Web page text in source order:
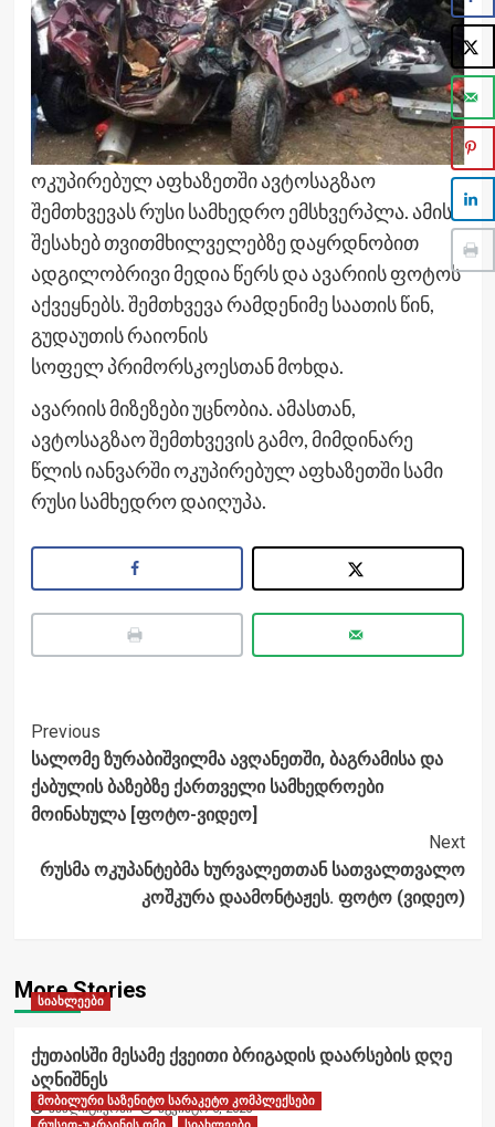
ოკუპირებულ აფხაზეთში ავტოსაგზაო
შემთხვევას რუსი სამხედრო ემსხვერპლა. ამის
შესახებ თვითმხილველებზე დაყრდნობით
ადგილობრივი მედია წერს და ავარიის ფოტოს
აქვეყნებს. შემთხვევა რამდენიმე საათის წინ,
გუდაუთის რაიონის
სოფელ პრიმორსკოესთან მოხდა.
ავარიის მიზეზები უცნობია. ამასთან,
ავტოსაგზაო შემთხვევის გამო, მიმდინარე
წლის იანვარში ოკუპირებულ აფხაზეთში სამი
რუსი სამხედრო დაიღუპა.
Post
Navigation
Previous
სალომე ზურაბიშვილმა ავღანეთში, ბაგრამისა და
ქაბულის ბაზებზე ქართველი სამხედროები
მოინახულა [ფოტო-ვიდეო]
Next
რუსმა ოკუპანტებმა ხურვალეთთან სათვალთვალო
კოშკურა დაამონტაჟეს. ფოტო (ვიდეო)
More Stories
სიახლეები
ქუთაისში მესამე ქვეითი ბრიგადის დაარსების დღე
აღნიშნეს
ანალიტიკოსი აგვისტო 6, 2026
მობილური საზენიტო სარაკეტო კომპლექსები